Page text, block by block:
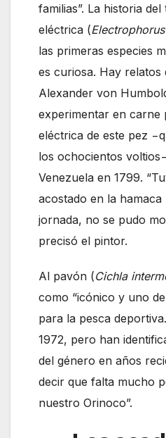
familias”. La historia
eléctrica (
las primeras especies
es curiosa. Hay relatos
Alexander von
experimentar en carne
eléctrica de este pez
los ochocientos
Venezuela en 1799.
acostado en la
jornada, no se pudo
precisó el pintor.
Al pavón (Cichla
como “icónico y uno
para la pesca
1972, pero han
del género en años
decir que falta mucho
nuestro Orinoco”.